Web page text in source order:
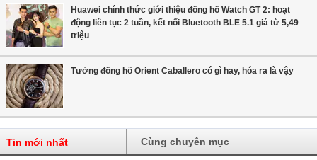
Huawei chính thức giới thiệu đồng hồ Watch GT 2: hoạt
động liên tục 2 tuần, kết nối Bluetooth BLE 5.1 giá từ 5,49
triệu
Tưởng đồng hồ Orient Caballero có gì hay, hóa ra là vậy
Tin mới nhất Cùng chuyên mục